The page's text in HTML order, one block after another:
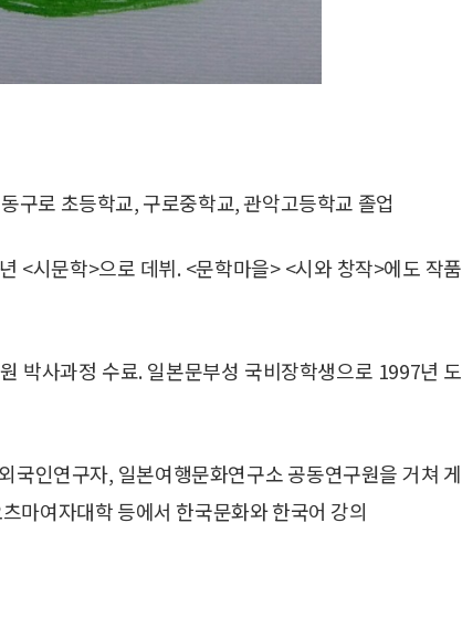
구로 초등학교, 구로중학교, 관악고등학교 졸업
<시문학>으로 데뷔. <문학마을> <시와 창작>에도 작품
박사과정 수료. 일본문부성 국비장학생으로 1997년 도
국인연구자, 일본여행문화연구소 공동연구원을 거쳐 게
마여자대학 등에서 한국문화와 한국어 강의